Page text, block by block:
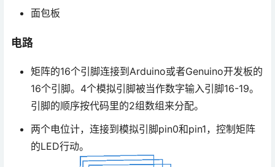
面包板
电路
矩阵的16个引脚连接到Arduino或者Genuino开发板的
16个引脚。4个模拟引脚被当作数字输入引脚16-19。
引脚的顺序按代码里的2组数组来分配。
两个电位计，连接到模拟引脚pin0和pin1，控制矩阵
的LED行动。